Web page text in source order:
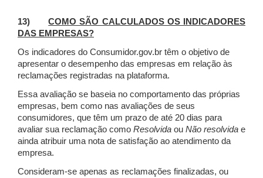
13)COMO SÃO CALCULADOS OS INDICADORES
DAS EMPRESAS?
Os indicadores do Consumidor.gov.br têm o objetivo de
apresentar o desempenho das empresas em relação às
reclamações registradas na plataforma.
Essa avaliação se baseia no comportamento das próprias
empresas, bem como nas avaliações de seus
consumidores, que têm um prazo de até 20 dias para
avaliar sua reclamação como Resolvida ou Não resolvida e
ainda atribuir uma nota de satisfação ao atendimento da
empresa.
Consideram-se apenas as reclamações finalizadas, ou